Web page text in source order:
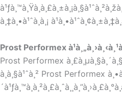
à¸‡à¸•à¹ˆà¸­à¸¡
Prost Performex
Prost Performex
à¸à¸§à¹ˆà¸² Prost Performex